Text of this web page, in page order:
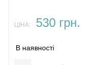
ЦІНА: 530 грн.
В наявності